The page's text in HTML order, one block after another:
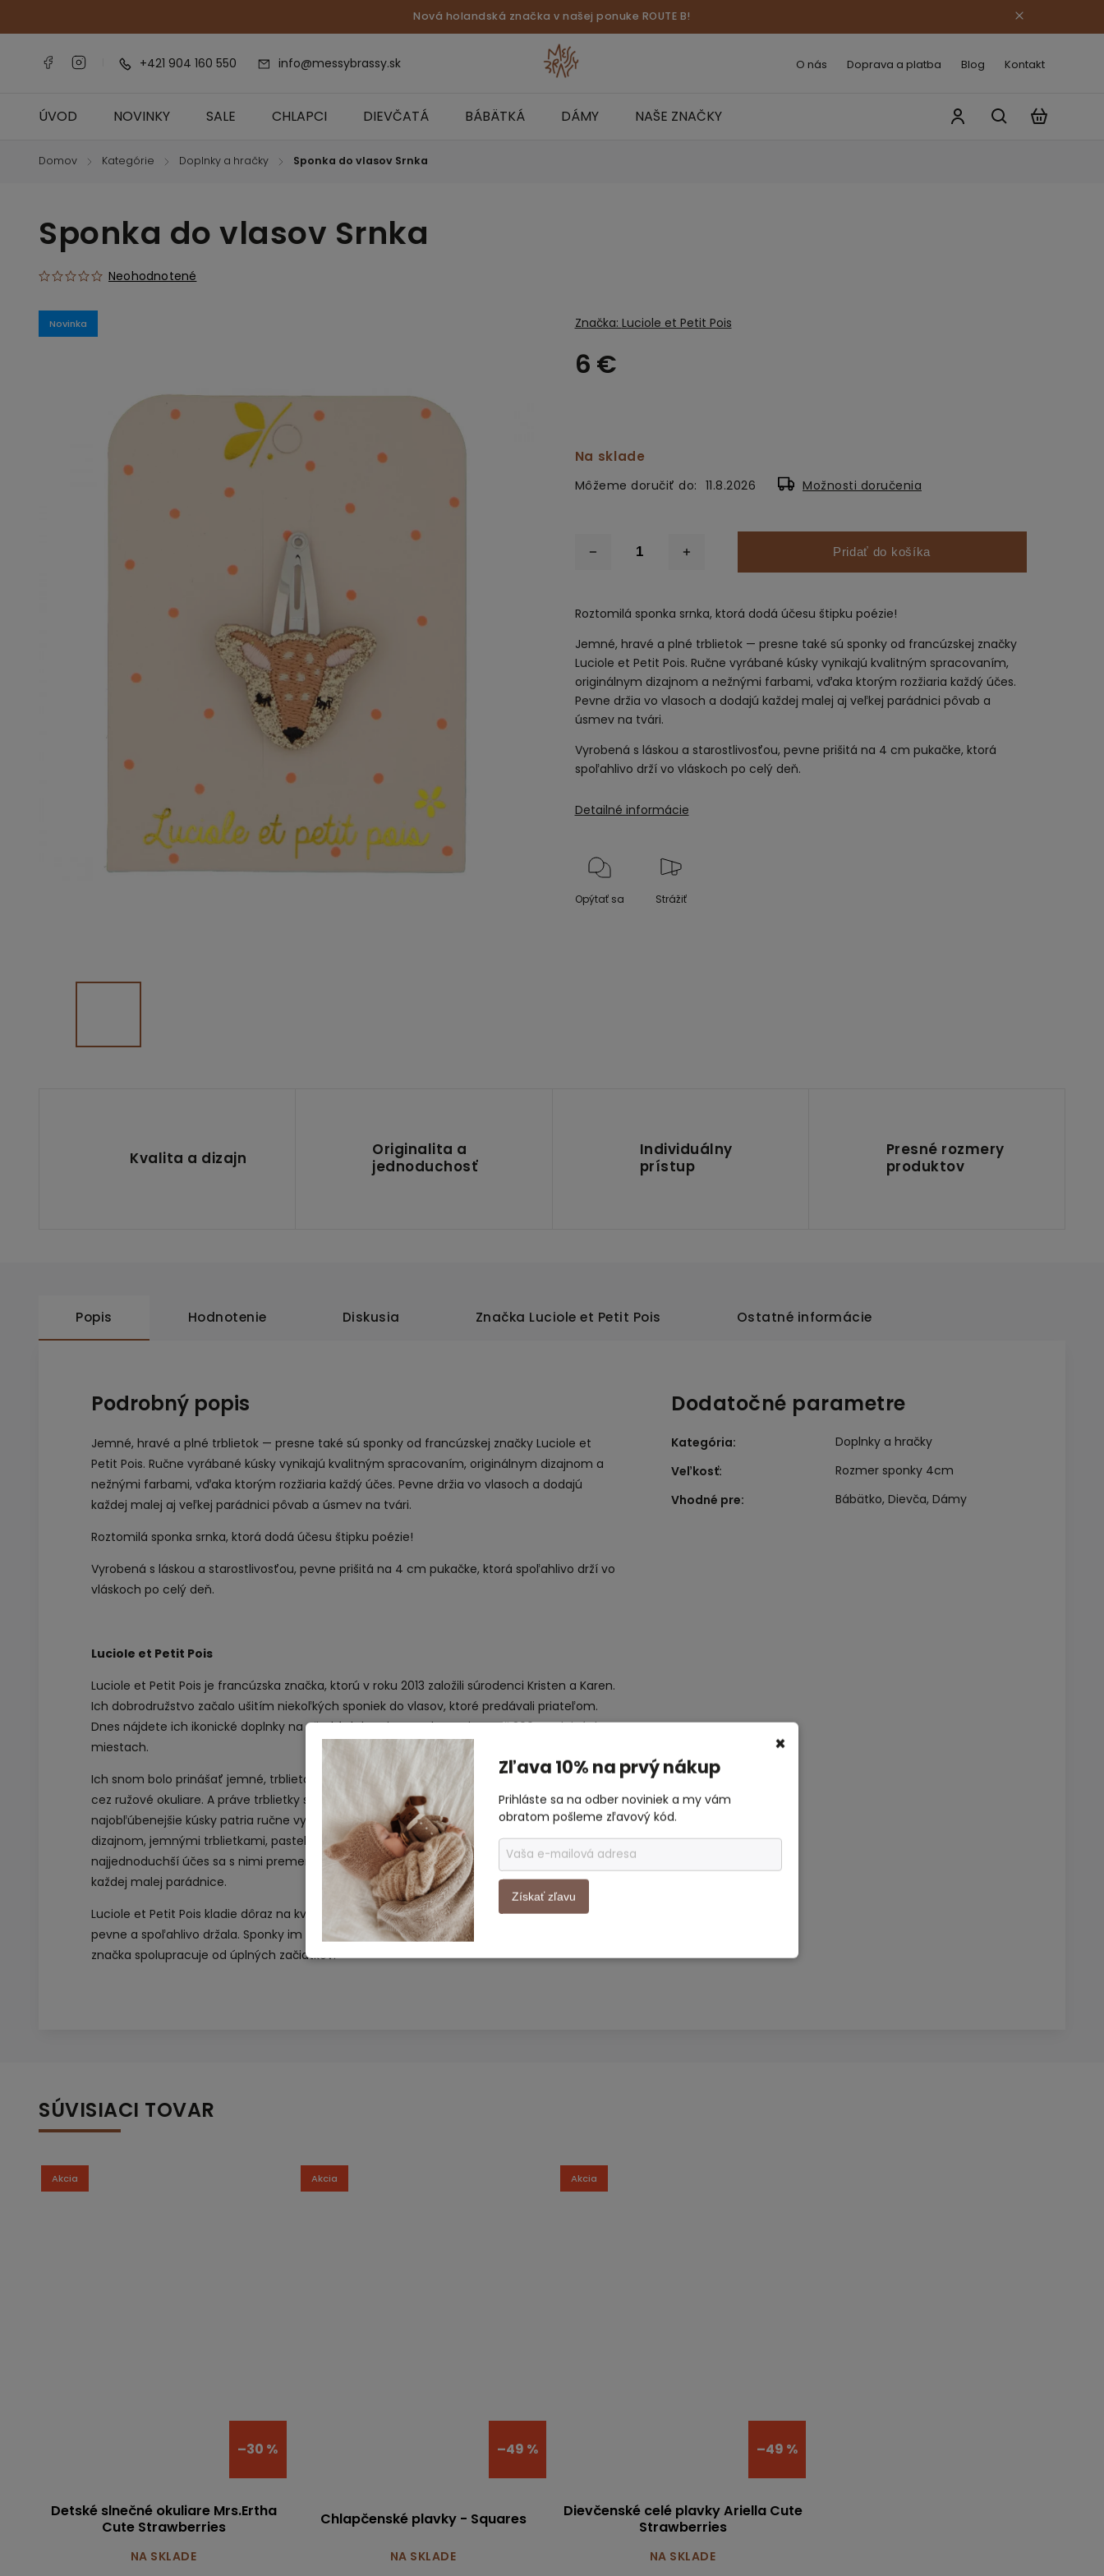
Nová holandská značka v našej ponuke ROUTE B!
+421 904 160 550 info@messybrassy.sk O nás Doprava a platba Blog Kontakt
ÚVOD NOVINKY SALE CHLAPCI DIEVČATÁ BÁBÄTKÁ DÁMY NAŠE ZNAČKY
Domov / Kategórie / Doplnky a hračky / Sponka do vlasov Srnka
Sponka do vlasov Srnka
Neohodnotené
Novinka Značka: Luciole et Petit Pois
6 €
Na sklade
Môžeme doručiť do: 11.8.2026 Možnosti doručenia
Pridať do košíka
Roztomilá sponka srnka, ktorá dodá účesu štipku poézie!
Jemné, hravé a plné trblietok — presne také sú sponky od francúzskej značky
Luciole et Petit Pois. Ručne vyrábané kúsky vynikajú kvalitným spracovaním,
originálnym dizajnom a nežnými farbami, vďaka ktorým rozžiaria každý účes.
Pevne držia vo vlasoch a dodajú každej malej aj veľkej parádnici pôvab a
úsmev na tvári.
Vyrobená s láskou a starostlivosťou, pevne prišitá na 4 cm pukačke, ktorá
spoľahlivo drží vo vláskoch po celý deň.
Detailné informácie
Opýtať sa Strážiť
Kvalita a dizajn
Originalita a
jednoduchosť
Individuálny
prístup
Presné rozmery
produktov
Popis Hodnotenie Diskusia Značka Luciole et Petit Pois Ostatné informácie
Podrobný popis
Jemné, hravé a plné trblietok — presne také sú sponky od francúzskej značky Luciole et
Petit Pois. Ručne vyrábané kúsky vynikajú kvalitným spracovaním, originálnym dizajnom a
nežnými farbami, vďaka ktorým rozžiaria každý účes. Pevne držia vo vlasoch a dodajú
každej malej aj veľkej parádnici pôvab a úsmev na tvári.
Roztomilá sponka srnka, ktorá dodá účesu štipku poézie!
Vyrobená s láskou a starostlivosťou, pevne prišitá na 4 cm pukačke, ktorá spoľahlivo drží vo
vláskoch po celý deň.
Luciole et Petit Pois
Luciole et Petit Pois je francúzska značka, ktorú v roku 2013 založili súrodenci Kristen a Karen.
Ich dobrodružstvo začalo ušitím niekoľkých sponiek do vlasov, ktoré predávali priateľom.
Dnes nájdete ich ikonické doplnky na všetkých kontinentoch, vo viac než 300 predajných
miestach.
Ich snom bolo prinášať jemné, trblietavé doplnky, vďaka ktorým sa budete na svet pozerať
cez ružové okuliare. A práve trblietky sa stali ich nezameniteľným podpisom. Medzi
najobľúbenejšie kúsky patria ručne vyrábané sponky do vlasov, ktoré očaria originálnym
dizajnom, jemnými trblietkami, pastelovými farbami a hravými detailmi. Aj ten
najjednoduchší účes sa s nimi premení na malé umelecké dielo a vykúzli úsmev na tvári
každej malej parádnice.
Luciole et Petit Pois kladie dôraz na kvalitu, každá sponka je starostlivo ušitá, aby vlásky
pevne a spoľahlivo držala. Sponky im vyrábajú talentované krajčírky vo Vietname, s ktorými
značka spolupracuje od úplných začiatkov.
Dodatočné parametre
Kategória:
Doplnky a hračky
Veľkosť:
Rozmer sponky 4cm
Vhodné pre: Bábätko, Dievča, Dámy
SÚVISIACI TOVAR
Akcia
–30 %
Detské slnečné okuliare Mrs.Ertha
Cute Strawberries
NA SKLADE
Akcia
–49 %
Chlapčenské plavky - Squares
NA SKLADE
Akcia
–49 %
Dievčenské celé plavky Ariella Cute
Strawberries
NA SKLADE
×
Zľava 10% na prvý nákup
Prihláste sa na odber noviniek a my vám
obratom pošleme zľavový kód.
Získať zľavu